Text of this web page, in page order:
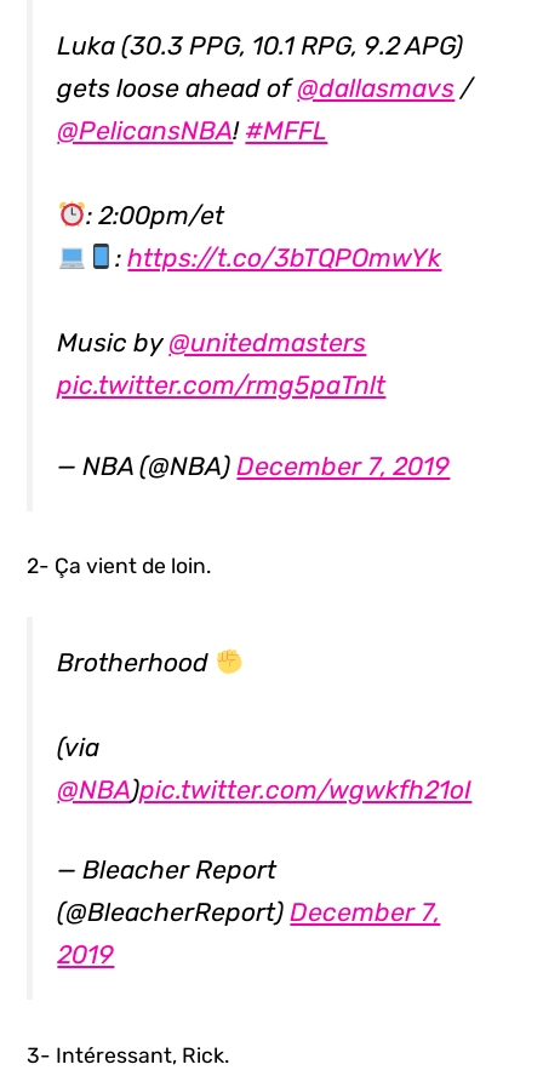
Luka (30.3 PPG, 10.1 RPG, 9.2 APG)
gets loose ahead of@dallasmavs /
@PelicansNBA! #MFFL
: 2:00pm/et
:https://t.co/3bTQPOmwYk
Music by @unitedmasters
pic.twitter.com/rmg5paTnlt
— NBA (@NBA)December 7, 2019
2- Ça vient de loin.
Brotherhood
(via
@NBA)pic.twitter.com/wgwkfh21oI
— Bleacher Report
(@BleacherReport)December 7,
2019
3- Intéressant, Rick.